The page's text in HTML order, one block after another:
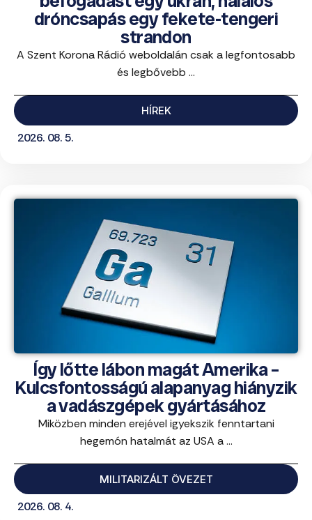
dróncsapás egy fekete-tengeri
strandon
A Szent Korona Rádió weboldalán csak a legfontosabb
és legbővebb ...
HÍREK
2026. 08. 5.
Így lőtte lábon magát Amerika –
Kulcsfontosságú alapanyag hiányzik
a vadászgépek gyártásához
Miközben minden erejével igyekszik fenntartani
hegemón hatalmát az USA a ...
MILITARIZÁLT ÖVEZET
2026. 08. 4.